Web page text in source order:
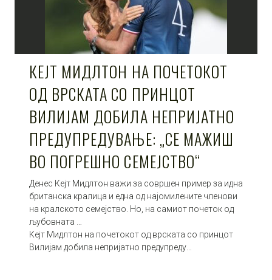
КЕЈТ МИДЛТОН НА ПОЧЕТОКОТ
ОД ВРСКАТА СО ПРИНЦОТ
ВИЛИЈАМ ДОБИЛА НЕПРИЈАТНО
ПРЕДУПРЕДУВАЊЕ: „СЕ МАЖИШ
ВО ПОГРЕШНО СЕМЕЈСТВО“
Денес Кејт Мидлтон важи за совршен пример за идна
британска кралица и една од најомилените членови
на кралското семејство. Но, на самиот почеток од
љубовната …
Кејт Мидлтон на почетокот од врската со принцот
Вилијам добила непријатно предупреду…